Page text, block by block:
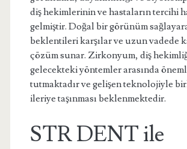
diş hekimlerinin ve hastaların tercihi
gelmiştir. Doğal bir görünüm
beklentileri karşılar ve uzun vadede
çözüm sunar. Zirkonyum, diş
gelecekteki yöntemler arasında
tutmaktadır ve gelişen teknolojiyle
ileriye taşınması beklenmektedir.
STR DENT ile